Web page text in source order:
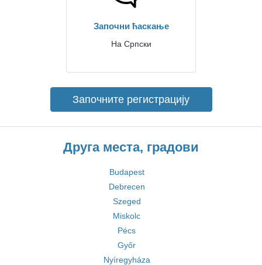
Започни ћаскање
На Српски
Започните регистрацију
Друга места, градови
Budapest
Debrecen
Szeged
Miskolc
Pécs
Győr
Nyíregyháza